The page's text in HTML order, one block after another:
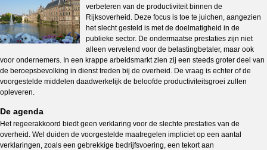
verbeteren van de productiviteit binnen de
Rijksoverheid. Deze focus is toe te juichen, aangezien
het slecht gesteld is met de doelmatigheid in de
publieke sector. De ondermaatse prestaties zijn niet
alleen vervelend voor de belastingbetaler, maar ook
voor ondernemers. In een krappe arbeidsmarkt zien zij een steeds groter deel van
de beroepsbevolking in dienst treden bij de overheid. De vraag is echter of de
voorgestelde middelen daadwerkelijk de beloofde productiviteitsgroei zullen
opleveren.
De agenda
Het regeerakkoord biedt geen verklaring voor de slechte prestaties van de
overheid. Wel duiden de voorgestelde maatregelen impliciet op een aantal
verklaringen, zoals een gebrekkige bedrijfsvoering, een tekort aan